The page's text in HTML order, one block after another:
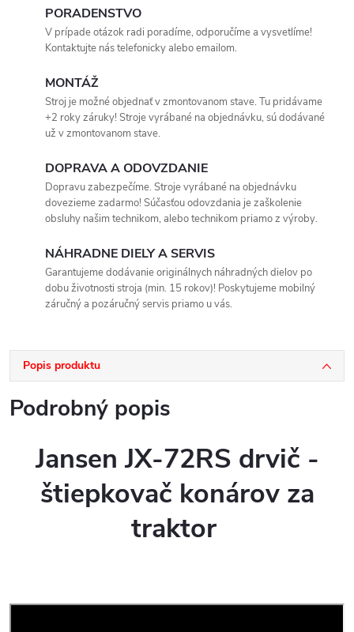
PORADENSTVO
V prípade otázok radi poradíme, odporučíme a vysvetlíme!
Kontaktujte nás telefonicky alebo emailom.
MONTÁŽ
Stroj je možné objednať v zmontovanom stave. Tu pridávame
+2 roky záruky! Stroje vyrábané na objednávku, sú dodávané
už v zmontovanom stave.
DOPRAVA A ODOVZDANIE
Dopravu zabezpečíme. Stroje vyrábané na objednávku
dovezieme zadarmo! Súčasťou odovzdania je zaškolenie
obsluhy našim technikom, alebo technikom priamo z výroby.
NÁHRADNE DIELY A SERVIS
Garantujeme dodávanie originálnych náhradných dielov po
dobu životnosti stroja (min. 15 rokov)! Poskytujeme mobilný
záručný a pozáručný servis priamo u vás.
Popis produktu
Podrobný popis
Jansen JX-72RS drvič -
štiepkovač konárov za
traktor